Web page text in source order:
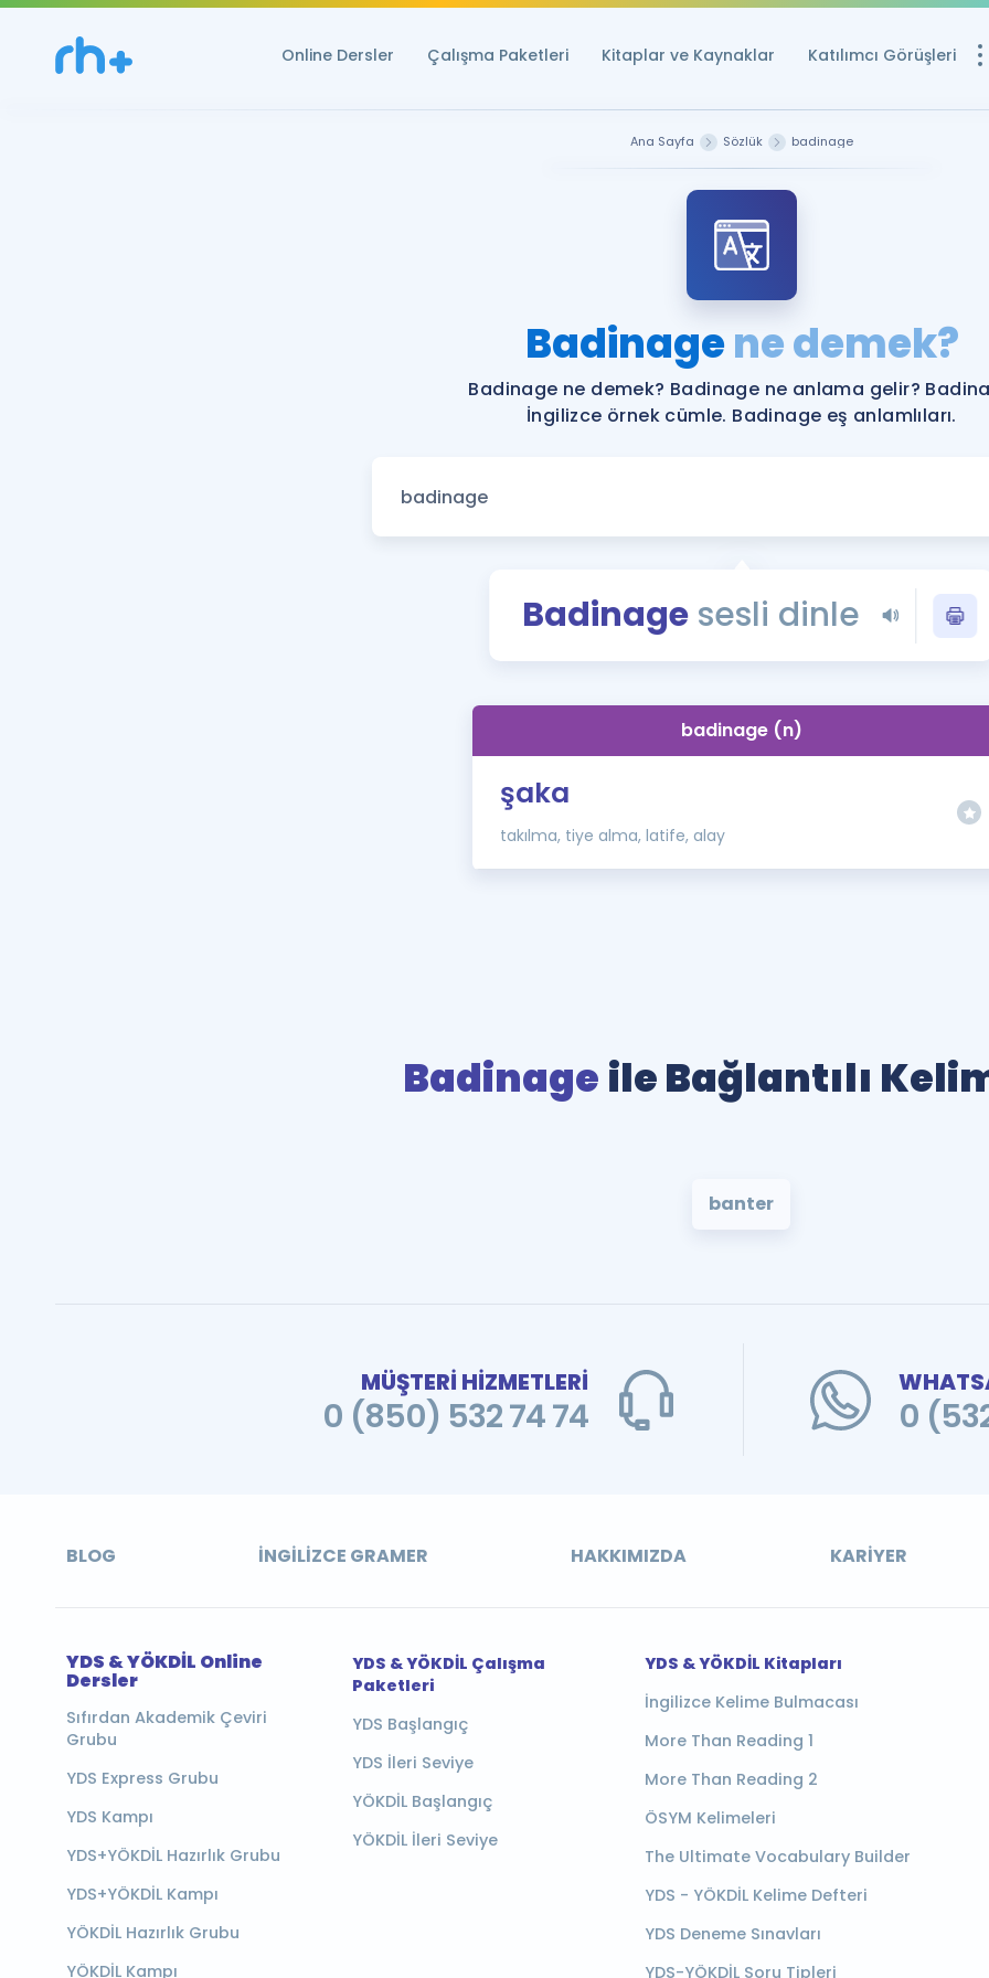
Online Dersler Çalışma Paketleri Kitaplar ve Kaynaklar Katılımcı Görüşleri
YDS ve YÖKDİL
YDS ve YÖKDİL'e
Tüm ÖSYM
YDS - YÖKDİL
İngilizce Gramer
Ana Sayfa Sözlük badinage
Badinagene demek?
Badinage ne demek? Badinage ne anlama gelir?
İngilizce örnek cümle. Badinage eş anlamlıları.
Badinage sesli dinle
badinage (n)
şaka
takılma, tiye alma, latife, alay
Badinage ile Bağlantılı
banter
MÜŞTERİ HİZMETLERİ
0 (850) 532 74 74 0
BLOG İNGILIZCE GRAMER HAKKIMIZDA KARIYER
YDS & YÖKDİL Online
Dersler
Sıfırdan Akademik Çeviri
Grubu
YDS Express Grubu
YDS Kampı
YDS+YÖKDİL Hazırlık Grubu
YDS+YÖKDİL Kampı
YÖKDİL Hazırlık Grubu
YÖKDİL Kampı
YDS & YÖKDİL Çalışma
Paketleri
YDS Başlangıç
YDS İleri Seviye
YÖKDİL Başlangıç
YÖKDİL İleri Seviye
YDS & YÖKDİL Kitapları
İngilizce Kelime Bulmacası
More Than Reading 1
More Than Reading 2
ÖSYM Kelimeleri
The Ultimate Vocabulary Builder
YDS - YÖKDİL Kelime Defteri
YDS Deneme Sınavları
YDS-YÖKDİL Soru Tipleri